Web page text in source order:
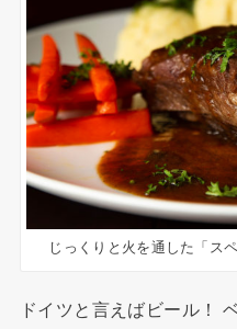
じっくりと火を通した「ス
ドイツと言えばビール！